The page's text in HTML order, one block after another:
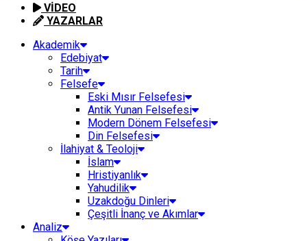
VİDEO
YAZARLAR
Akademik
Edebiyat
Tarih
Felsefe
Eski Mısır Felsefesi
Antik Yunan Felsefesi
Modern Dönem Felsefesi
Din Felsefesi
İlahiyat & Teoloji
İslam
Hristiyanlık
Yahudilik
Uzakdoğu Dinleri
Çeşitli İnanç ve Akımlar
Analiz